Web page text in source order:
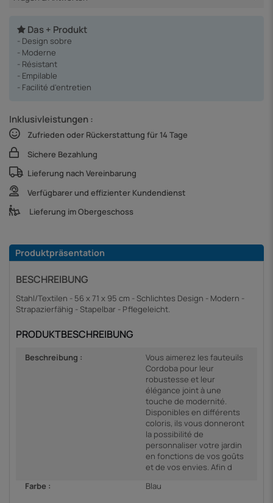
Das + Produkt
- Design sobre
- Moderne
- Résistant
- Empilable
- Facilité d'entretien
Inklusivleistungen :
Zufrieden oder Rückerstattung für 14 Tage
Sichere Bezahlung
Lieferung nach Vereinbarung
Verfügbarer und effizienter Kundendienst
Lieferung im Obergeschoss
Produktpräsentation
BESCHREIBUNG
Stahl/Textilen - 56 x 71 x 95 cm - Schlichtes Design - Modern -
Strapazierfähig - Stapelbar - Pflegeleicht.
PRODUKTBESCHREIBUNG
Beschreibung :
Vous aimerez les fauteuils
Cordoba pour leur
robustesse et leur
élégance joint à une
touche de modernité.
Disponibles en différents
coloris, ils vous donneront
la possibilité de
personnaliser votre jardin
en fonctions de vos goûts
et de vos envies. Afin d
Farbe :
Blau